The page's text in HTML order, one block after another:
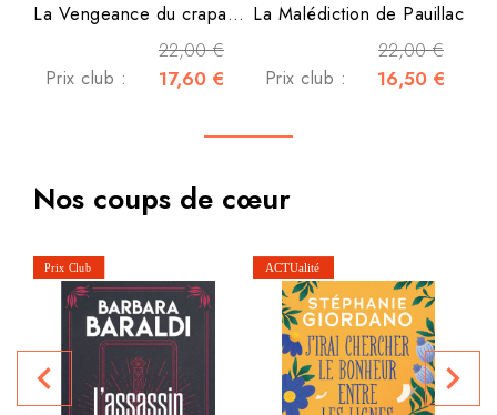
La Vengeance du crapaud
22,00 €
Prix club : 17,60 €
La Malédiction de Pauillac
22,00 €
Prix club : 16,50 €
Nos coups de cœur
navigate_before navigate_next